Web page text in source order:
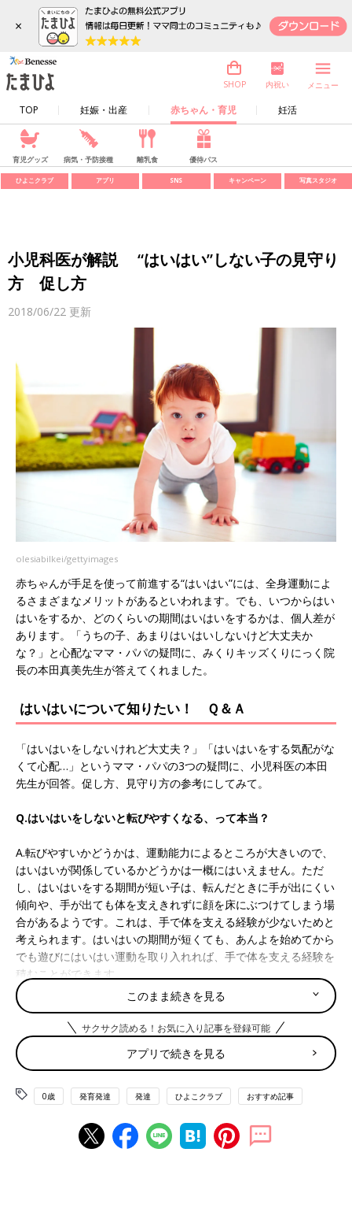
×
TOP 妊娠・出産 赤ちゃん・育児 妊活
SHOP 内祝い メニュー
育児グッズ 病気・予防接種 離乳食 優待パス
ひよこクラブ アプリ SNS キャンペーン 写真スタジオ
小児科医が解説 “はいはい”しない子の見守り
方 促し方
2018/06/22 更新
olesiabilkei/gettyimages
赤ちゃんが手足を使って前進する“はいはい”には、全身運動によ
るさまざまなメリットがあるといわれます。でも、いつからはい
はいをするか、どのくらいの期間はいはいをするかは、個人差が
あります。「うちの子、あまりはいはいしないけど大丈夫か
な？」と心配なママ・パパの疑問に、みくりキッズくりにっく院
長の本田真美先生が答えてくれました。
はいはいについて知りたい！ Ｑ＆Ａ
「はいはいをしないけれど大丈夫？」「はいはいをする気配がな
くて心配…」というママ・パパの3つの疑問に、小児科医の本田
先生が回答。促し方、見守り方の参考にしてみて。
Q.はいはいをしないと転びやすくなる、って本当？
A.転びやすいかどうかは、運動能力によるところが大きいので、
はいはいが関係しているかどうかは一概にはいえません。ただ
し、はいはいをする期間が短い子は、転んだときに手が出にくい
傾向や、手が出ても体を支えきれずに顔を床にぶつけてしまう場
合があるようです。これは、手で体を支える経験が少ないためと
考えられます。はいはいの期間が短くても、あんよを始めてから
でも遊びにはいはい運動を取り入れれば、手で体を支える経験を
積むことができます。
Q.子どもがはいはいをしないので心配です。
A.はいはいをしないからといって、子どもの将来に重大な影響を
及ぼすわけではありません。はいはいは子どもの発達上、必ずし
腕や足、全身の筋肉を使う運動なので、赤ちゃんの体が鍛えられ
Q.はいはいをしない子に、はいはいをさせるには？
このまま続きを見る
サクサク読める！お気に入り記事を登録可能
アプリで続きを見る
0歳 発育発達 発達 ひよこクラブ おすすめ記事